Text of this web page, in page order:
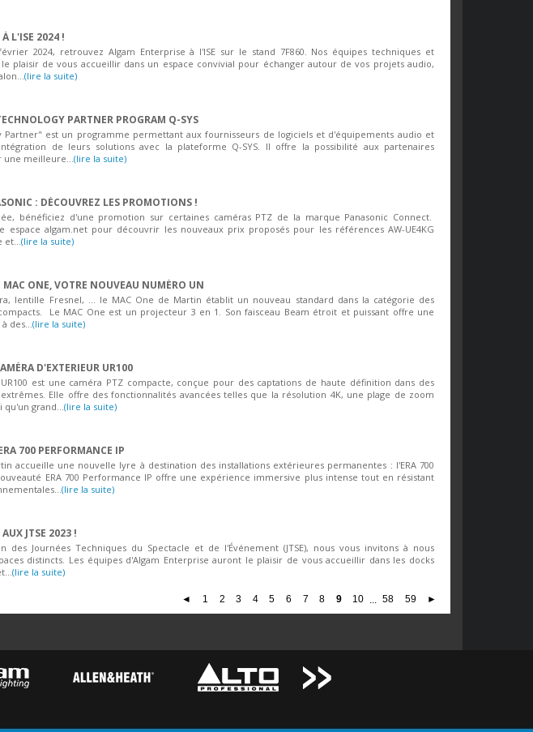
L'ISE 2024 !
2024, retrouvez Algam Enterprise à l'ISE sur le stand 7F860. Nos équipes techniques et
plaisir de vous accueillir dans un espace convivial pour échanger autour de vos projets audio,
(lire la suite)
PARTNER PROGRAM Q-SYS
Partner" est un programme permettant aux fournisseurs de logiciels et d'équipements audio et
de leurs solutions avec la plateforme Q-SYS. Il offre la possibilité aux partenaires
meilleure... (lire la suite)
: DÉCOUVREZ LES PROMOTIONS !
bénéficiez d'une promotion sur certaines caméras PTZ de la marque Panasonic Connect.
espace algam.net pour découvrir les nouveaux prix proposés pour les références AW-UE4KG
(lire la suite)
ONE, VOTRE NOUVEAU NUMÉRO UN
lentille Fresnel, ... le MAC One de Martin établit un nouveau standard dans la catégorie des
Le MAC One est un projecteur 3 en 1. Son faisceau Beam étroit et puissant offre une
des... (lire la suite)
D'EXTERIEUR UR100
est une caméra PTZ compacte, conçue pour des captations de haute définition dans des
Elle offre des fonctionnalités avancées telles que la résolution 4K, une plage de zoom
grand... (lire la suite)
700 PERFORMANCE IP
accueille une nouvelle lyre à destination des installations extérieures permanentes : l'ERA 700
ERA 700 Performance IP offre une expérience immersive plus intense tout en résistant
(lire la suite)
JTSE 2023 !
des Journées Techniques du Spectacle et de l'Événement (JTSE), nous vous invitons à nous
distincts. Les équipes d'Algam Enterprise auront le plaisir de vous accueillir dans les docks
(lire la suite)
◄ 1 2 3 4 5 6 7 8 9 10 58 59 ►